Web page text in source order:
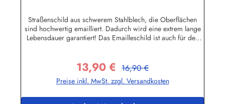
Warnschil
Straßenschild aus schwerem Stahlblech, die Oberflächen
sind hochwertig emailliert. Dadurch wird eine extrem lange
Lebensdauer garantiert! Das Emailleschild ist auch für den
stand! Sie wollen sich das Schild mit Ihrem eigenen Text
beschriften lassen? Hier geht's zu den Sonderanfertigungen
für Emaille Straßenschilder Herstellerinformationen:Buddel-
Hamburginfo@buddel.de
Verkaufspreis:
13,90 € Regulärer Preis:
16,90 €
Preise inkl. MwSt. zzgl. Versandkosten